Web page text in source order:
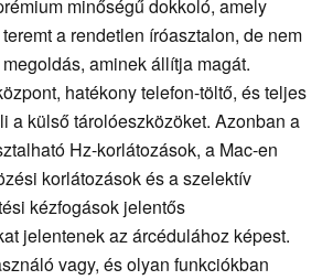
minőségű dokkoló, amely
a rendetlen íróasztalon, de nem
megoldás, aminek állítja magát.
hatékony telefon-töltő, és teljes
a külső tárolóeszközöket. Azonban a
Hz-korlátozások, a Mac-en
korlátozások és a szelektív
kézfogások jelentős
jelentenek az árcédulához képest.
vagy, és olyan funkciókban